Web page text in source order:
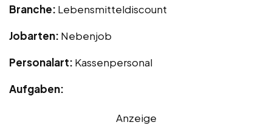
Branche: Lebensmitteldiscount
Jobarten: Nebenjob
Personalart: Kassenpersonal
Aufgaben:
Anzeige